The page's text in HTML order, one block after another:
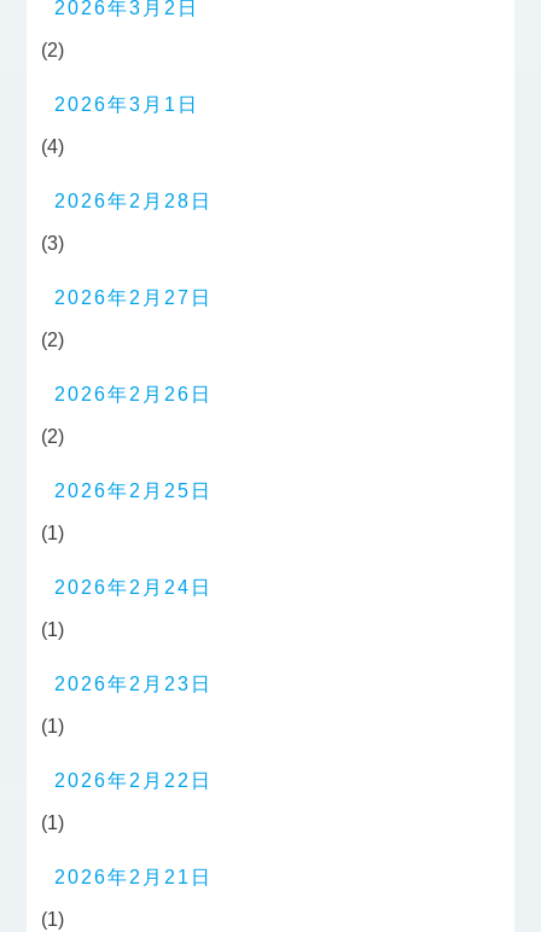
2026年3月2日
(2)
2026年3月1日
(4)
2026年2月28日
(3)
2026年2月27日
(2)
2026年2月26日
(2)
2026年2月25日
(1)
2026年2月24日
(1)
2026年2月23日
(1)
2026年2月22日
(1)
2026年2月21日
(1)